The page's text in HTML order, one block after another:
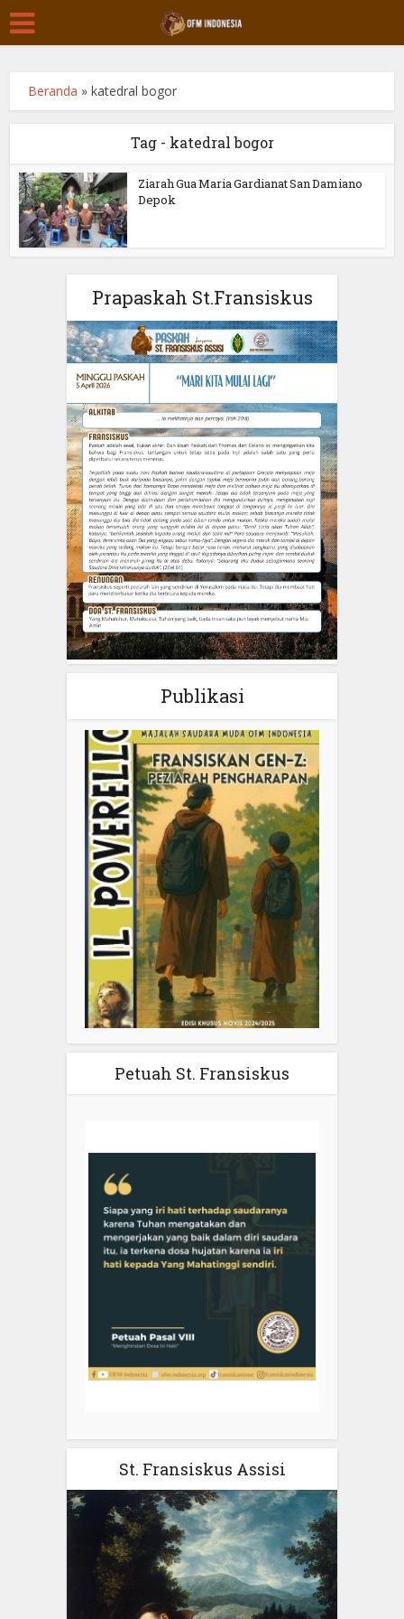
Beranda »katedral bogor
Tag - katedral bogor
Ziarah Gua Maria Gardianat San Damiano
Depok
Prapaskah St.Fransiskus
Publikasi
Petuah St. Fransiskus
St. Fransiskus Assisi